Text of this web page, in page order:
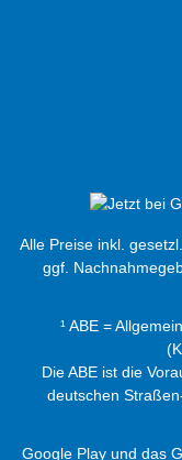
Alle Preise inkl.
ggf.
¹ ABE =
Die ABE ist die
deutschen
Google Play und das